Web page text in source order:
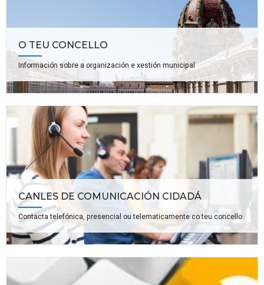
O TEU CONCELLO
Información sobre a organización e xestión municipal
CANLES DE COMUNICACIÓN CIDADÁ
Contacta telefónica, presencial ou telematicamente co teu concello